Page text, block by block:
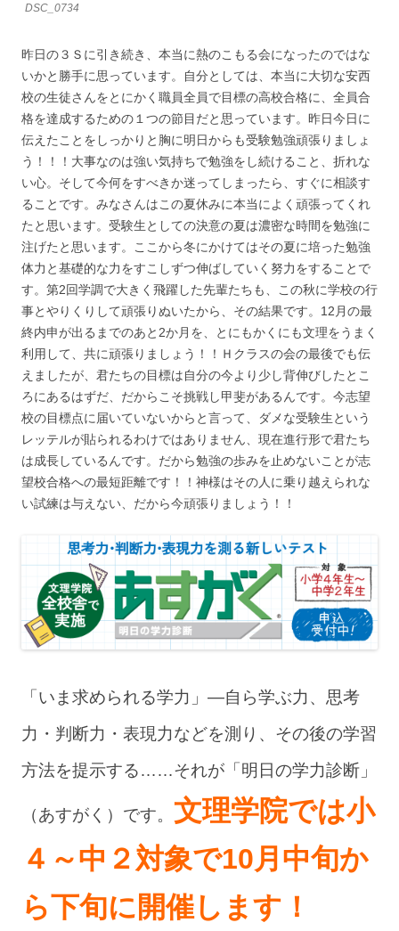
DSC_0734
昨日の３Ｓに引き続き、本当に熱のこもる会になったのではな
いかと勝手に思っています。自分としては、本当に大切な安西
校の生徒さんをとにかく職員全員で目標の高校合格に、全員合
格を達成するための１つの節目だと思っています。昨日今日に
伝えたことをしっかりと胸に明日からも受験勉強頑張りましょ
う！！！大事なのは強い気持ちで勉強をし続けること、折れな
い心。そして今何をすべきか迷ってしまったら、すぐに相談す
ることです。みなさんはこの夏休みに本当によく頑張ってくれ
たと思います。受験生としての決意の夏は濃密な時間を勉強に
注げたと思います。ここから冬にかけてはその夏に培った勉強
体力と基礎的な力をすこしずつ伸ばしていく努力をすることで
す。第2回学調で大きく飛躍した先輩たちも、この秋に学校の行
事とやりくりして頑張りぬいたから、その結果です。12月の最
終内申が出るまでのあと2か月を、とにもかくにも文理をうまく
利用して、共に頑張りましょう！！Ｈクラスの会の最後でも伝
えましたが、君たちの目標は自分の今より少し背伸びしたとこ
ろにあるはずだ、だからこそ挑戦し甲斐があるんです。今志望
校の目標点に届いていないからと言って、ダメな受験生という
レッテルが貼られるわけではありません、現在進行形で君たち
は成長しているんです。だから勉強の歩みを止めないことが志
望校合格への最短距離です！！神様はその人に乗り越えられな
い試練は与えない、だから今頑張りましょう！！
「いま求められる学力」—自ら学ぶ力、思考
力・判断力・表現力などを測り、その後の学習
方法を提示する……それが「明日の学力診断」
（あすがく）です。 文理学院では小
４～中２対象で10月中旬か
ら下旬に開催します！